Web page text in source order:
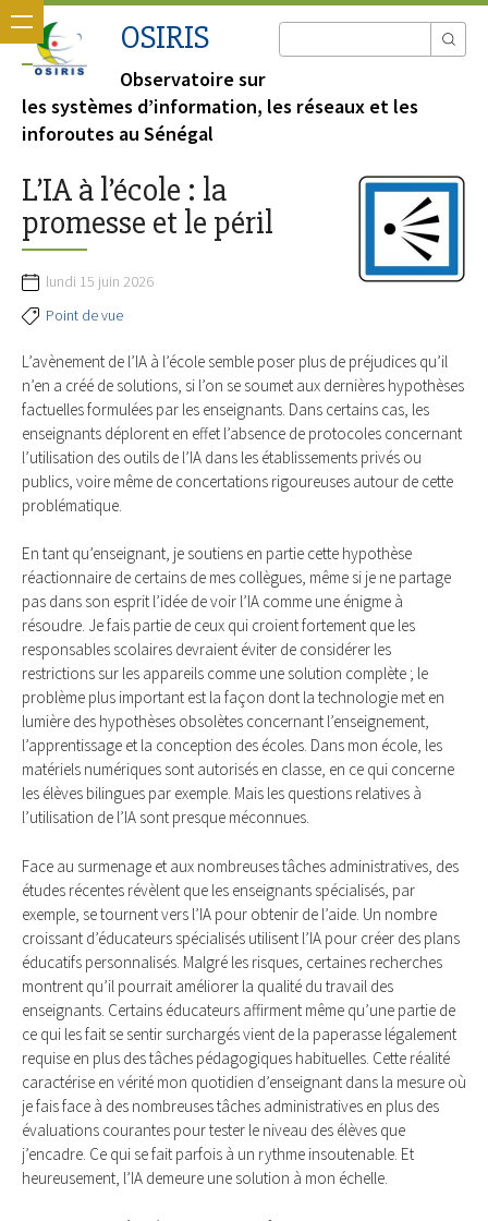
OSIRIS
Observatoire sur
les systèmes d’information, les réseaux et les
inforoutes au Sénégal
L’IA à l’école : la
promesse et le péril
lundi 15 juin 2026
Point de vue
L’avènement de l’IA à l’école semble poser plus de préjudices qu’il
n’en a créé de solutions, si l’on se soumet aux dernières hypothèses
factuelles formulées par les enseignants. Dans certains cas, les
enseignants déplorent en effet l’absence de protocoles concernant
l’utilisation des outils de l’IA dans les établissements privés ou
publics, voire même de concertations rigoureuses autour de cette
problématique.
En tant qu’enseignant, je soutiens en partie cette hypothèse
réactionnaire de certains de mes collègues, même si je ne partage
pas dans son esprit l’idée de voir l’IA comme une énigme à
résoudre. Je fais partie de ceux qui croient fortement que les
responsables scolaires devraient éviter de considérer les
restrictions sur les appareils comme une solution complète ; le
problème plus important est la façon dont la technologie met en
lumière des hypothèses obsolètes concernant l’enseignement,
l’apprentissage et la conception des écoles. Dans mon école, les
matériels numériques sont autorisés en classe, en ce qui concerne
les élèves bilingues par exemple. Mais les questions relatives à
l’utilisation de l’IA sont presque méconnues.
Face au surmenage et aux nombreuses tâches administratives, des
études récentes révèlent que les enseignants spécialisés, par
exemple, se tournent vers l’IA pour obtenir de l’aide. Un nombre
croissant d’éducateurs spécialisés utilisent l’IA pour créer des plans
éducatifs personnalisés. Malgré les risques, certaines recherches
montrent qu’il pourrait améliorer la qualité du travail des
enseignants. Certains éducateurs affirment même qu’une partie de
ce qui les fait se sentir surchargés vient de la paperasse légalement
requise en plus des tâches pédagogiques habituelles. Cette réalité
caractérise en vérité mon quotidien d’enseignant dans la mesure où
je fais face à des nombreuses tâches administratives en plus des
évaluations courantes pour tester le niveau des élèves que
j’encadre. Ce qui se fait parfois à un rythme insoutenable. Et
heureusement, l’IA demeure une solution à mon échelle.